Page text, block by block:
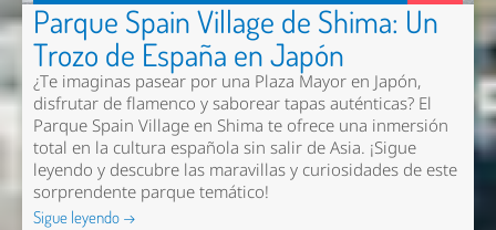
Parque Spain Village de Shima: Un
Trozo de España en Japón
¿Te imaginas pasear por una Plaza Mayor en Japón,
disfrutar de flamenco y saborear tapas auténticas? El
Parque Spain Village en Shima te ofrece una inmersión
total en la cultura española sin salir de Asia. ¡Sigue
leyendo y descubre las maravillas y curiosidades de este
sorprendente parque temático!
Sigue leyendo →